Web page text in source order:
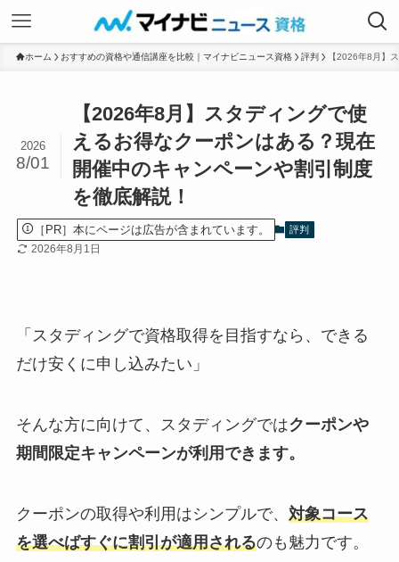
ホーム おすすめの資格や通信講座を比較｜マイナビニュース資格 評判 【2026年8月】
【2026年8月】スタディングで使
えるお得なクーポンはある？現在
開催中のキャンペーンや割引制度
を徹底解説！
2026
8/01
［PR］本にページは広告が含まれています。 評判
2026年8月1日
「スタディングで資格取得を目指すなら、できる
だけ安くに申し込みたい」
そんな方に向けて、スタディングではクーポンや
期間限定キャンペーンが利用できます。
クーポンの取得や利用はシンプルで、 対象コース
を選べばすぐに割引が適用されるのも魅力です。